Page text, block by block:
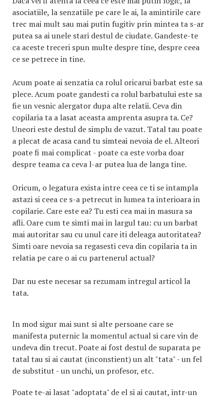
asociatiile, la senzatiile pe care le ai, la amintirile care
trec mai mult sau mai putin fugitiv prin mintea ta s-ar
putea sa ai unele stari destul de ciudate. Gandeste-te
ca aceste treceri spun multe despre tine, despre ceea
ce se petrece in tine.
Acum poate ai senzatia ca rolul oricarui barbat este sa
plece. Acum poate gandesti ca rolul barbatului este sa
fie un vesnic alergator dupa alte relatii. Ceva din
copilaria ta a lasat aceasta amprenta asupra ta. Ce?
Uneori este destul de simplu de vazut. Tatal tau poate
a plecat de acasa cand tu simteai nevoia de el. Alteori
poate fi mai complicat - poate ca este vorba doar
despre teama ca ceva l-ar putea lua de langa tine.
Oricum, o legatura exista intre ceea ce ti se intampla
astazi si ceea ce s-a petrecut in lumea ta interioara in
copilarie. Care este ea? Tu esti cea mai in masura sa
afli. Oare cum te simti mai in largul tau: cu un barbat
mai autoritar sau cu unul care iti deleaga autoritatea?
Simti oare nevoia sa regasesti ceva din copilaria ta in
relatia pe care o ai cu partenerul actual?
Dar nu este necesar sa rezumam intregul articol la
tata.
In mod sigur mai sunt si alte persoane care se
manifesta puternic la momentul actual si care vin de
undeva din trecut. Poate ai fost destul de suparata pe
tatal tau si ai cautat (inconstient) un alt "tata" - un fel
de substitut - un unchi, un profesor, etc.
Poate te-ai lasat "adoptata" de el si ai cautat, intr-un